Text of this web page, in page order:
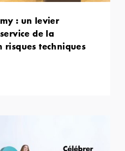
: un levier
de la
risques techniques